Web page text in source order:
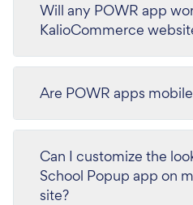
Will any POWR app
KalioCommerce
Are POWR apps
Can I customize the
School Popup app on
site?